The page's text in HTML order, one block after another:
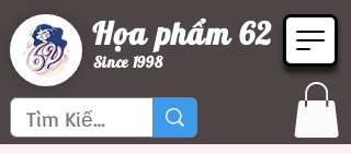
Since 1998
Họa phẩm 62